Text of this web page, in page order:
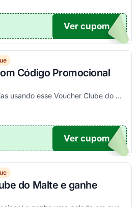
LUBE
Ver cupom
Código Promocional
Receba grátis 2 cervejas usando esse Voucher Clube do Malte. Só até amanhã!
UXAS
Ver cupom
do Malte e ganhe